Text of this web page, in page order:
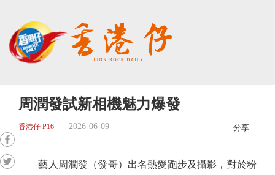
周潤發試新相機魅力爆發
香港仔 P16 2026-06-09 分享
藝人周潤發（發哥）出名熱愛跑步及攝影，對於粉